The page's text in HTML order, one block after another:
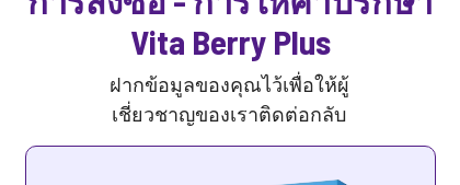
Vita Berry Plus
ฝากข้อมูลของคุณไว้เพื่อให้ผู้
เชี่ยวชาญของเราติดต่อกลับ